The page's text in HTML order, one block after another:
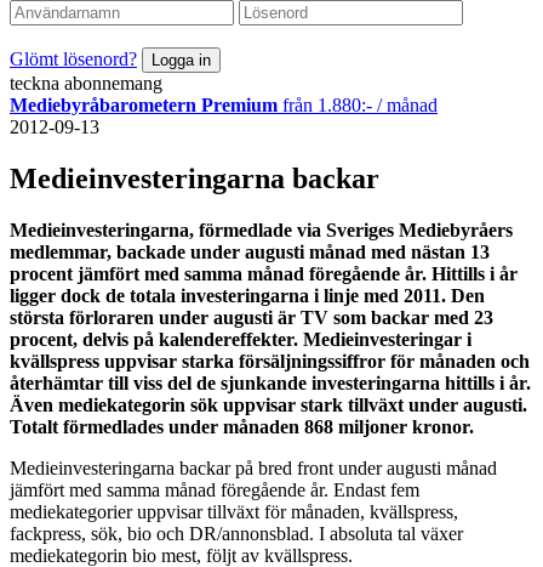
Glömt lösenord?
teckna abonnemang
Mediebyråbarometern Premium från 1.880:- / månad
2012-09-13
Medieinvesteringarna backar
Medieinvesteringarna, förmedlade via Sveriges Mediebyråers
medlemmar, backade under augusti månad med nästan 13
procent jämfört med samma månad föregående år. Hittills i år
ligger dock de totala investeringarna i linje med 2011. Den
största förloraren under augusti är TV som backar med 23
procent, delvis på kalendereffekter. Medieinvesteringar i
kvällspress uppvisar starka försäljningssiffror för månaden och
återhämtar till viss del de sjunkande investeringarna hittills i år.
Även mediekategorin sök uppvisar stark tillväxt under augusti.
Totalt förmedlades under månaden 868 miljoner kronor.
Medieinvesteringarna backar på bred front under augusti månad
jämfört med samma månad föregående år. Endast fem
mediekategorier uppvisar tillväxt för månaden, kvällspress,
fackpress, sök, bio och DR/annonsblad. I absoluta tal växer
mediekategorin bio mest, följt av kvällspress.